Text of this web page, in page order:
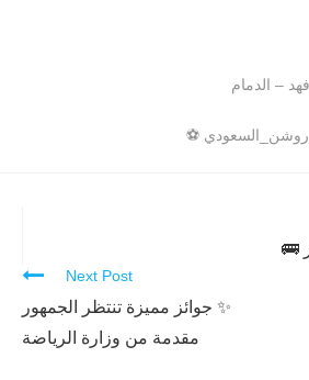
– الدمام
_روشن_السعودي‬⁩ ⚽️
🚌
Next Post
‏✨ جوائز مميزة تنتظر الجمهور
‏مقدمة من وزارة الرياضة